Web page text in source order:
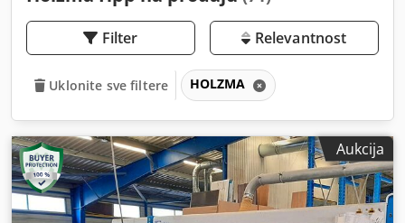
Filter Relevantnost
Uklonite sve filtere HOLZMA
Aukcija